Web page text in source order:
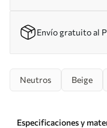
Envío gratuito al
Neutros Beige
Especificaciones y